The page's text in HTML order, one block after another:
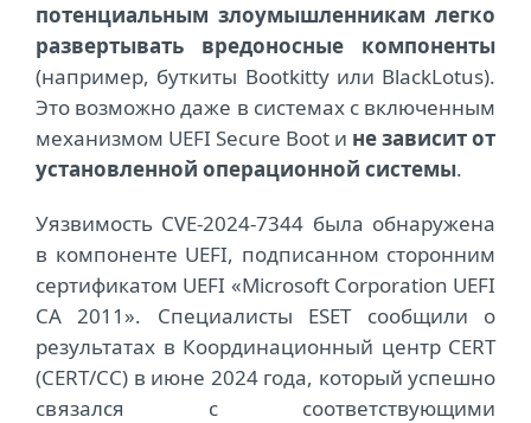
потенциальным злоумышленникам легко
развертывать вредоносные компоненты
(например, буткиты Bootkitty или BlackLotus).
Это возможно даже в системах с включенным
механизмом UEFI Secure Boot и не зависит от
установленной операционной системы.
Уязвимость CVE-2024-7344 была обнаружена
в компоненте UEFI, подписанном сторонним
сертификатом UEFI «Microsoft Corporation UEFI
CA 2011». Специалисты ESET сообщили о
результатах в Координационный центр CERT
(CERT/CC) в июне 2024 года, который успешно
связался с соответствующими